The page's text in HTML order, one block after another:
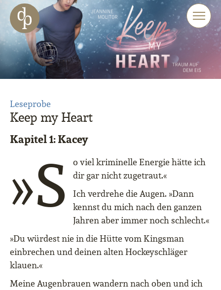
Zum Haupt-Inhalt springen
Zur Navigation springen
Zur Website-Suche springen
Leseprobe
Keep my Heart
Kapitel 1: Kacey
»S
o viel kriminelle Energie hätte ich
dir gar nicht zugetraut.«
Ich verdrehe die Augen. »Dann
kennst du mich nach den ganzen
Jahren aber immer noch schlecht.«
»Du würdest nie in die Hütte vom Kingsman
einbrechen und deinen alten Hockeyschläger
klauen.«
Meine Augenbrauen wandern nach oben und ich